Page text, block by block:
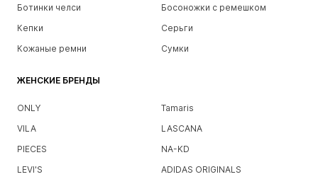
Ботинки челси
Босоножки с ремешком
Кепки
Серьги
Кожаные ремни
Сумки
ЖЕНСКИЕ БРЕНДЫ
ONLY
Tamaris
VILA
LASCANA
PIECES
NA-KD
LEVI'S
ADIDAS ORIGINALS